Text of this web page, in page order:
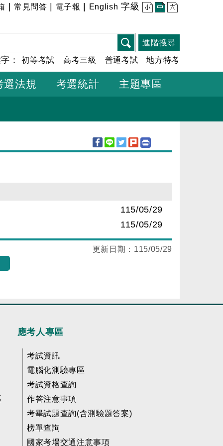
常見問答 電子報 English 字級 小 中 大
進階搜尋
字：初等考試 高考三級 普通考試 地方特考
選法規 考選統計 主題專區
115/05/29
115/05/29
更新日期： 115/05/29
應考人專區
考試資訊
電腦化測驗專區
考試資格查詢
作答注意事項
考畢試題查詢(含測驗題答案)
榜單查詢
國家考場交通注意事項